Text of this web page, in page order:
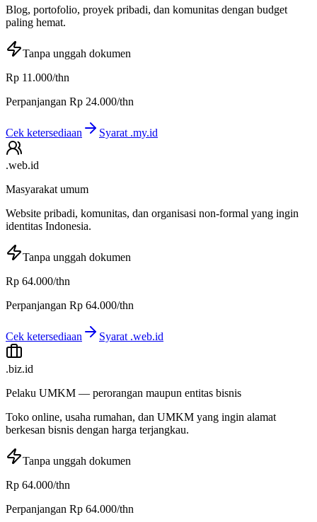
Blog, portofolio, proyek pribadi, dan komunitas dengan budget
paling hemat.
Tanpa unggah dokumen
Rp 11.000/thn
Perpanjangan Rp 24.000/thn
Cek ketersediaan Syarat .my.id
.web.id
Masyarakat umum
Website pribadi, komunitas, dan organisasi non-formal yang ingin
identitas Indonesia.
Tanpa unggah dokumen
Rp 64.000/thn
Perpanjangan Rp 64.000/thn
Cek ketersediaan Syarat .web.id
.biz.id
Pelaku UMKM — perorangan maupun entitas bisnis
Toko online, usaha rumahan, dan UMKM yang ingin alamat
berkesan bisnis dengan harga terjangkau.
Tanpa unggah dokumen
Rp 64.000/thn
Perpanjangan Rp 64.000/thn